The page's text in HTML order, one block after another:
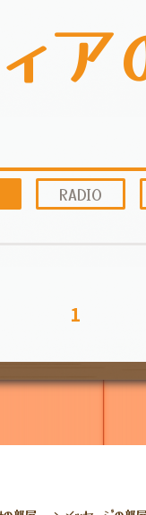
RADIO
1